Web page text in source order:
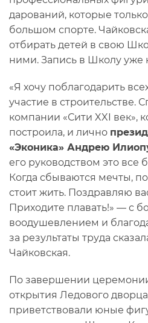
дарований, которые
большом спорте.
отбирать детей в свою
ними. Запись в Школу уже
«Я хочу поблагодарить
участие в строительстве.
компании «Сити XXI век»,
построила, и лично
«Эконика» Андрею
его руководством это все
Когда сбываются мечты,
стоит жить. Поздравляю
Приходите плавать!» — с
воодушевлением и
за результаты труда
Чайковская.
По завершении
открытия Ледового дворца
приветствовали юные